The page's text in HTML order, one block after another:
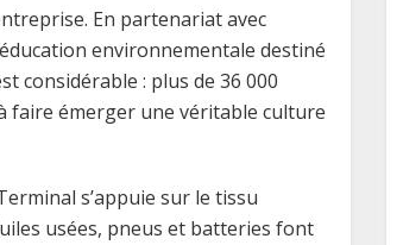
En partenariat avec
environnementale destiné
considérable : plus de 36 000
faire émerger une véritable culture
s’appuie sur le tissu
usées, pneus et batteries font